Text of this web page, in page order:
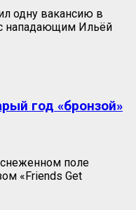
одну вакансию в
нападающим Ильёй
год «бронзой»
поле
«Friends Get